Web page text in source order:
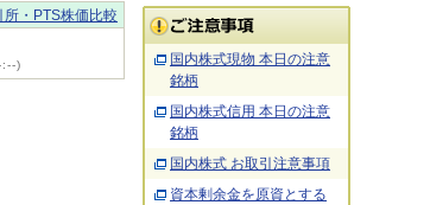
所・PTS株価比較
)
国内株式現物 本日の注意
銘柄
国内株式信用 本日の注意
銘柄
国内株式 お取引注意事項
資本剰余金を原資とする